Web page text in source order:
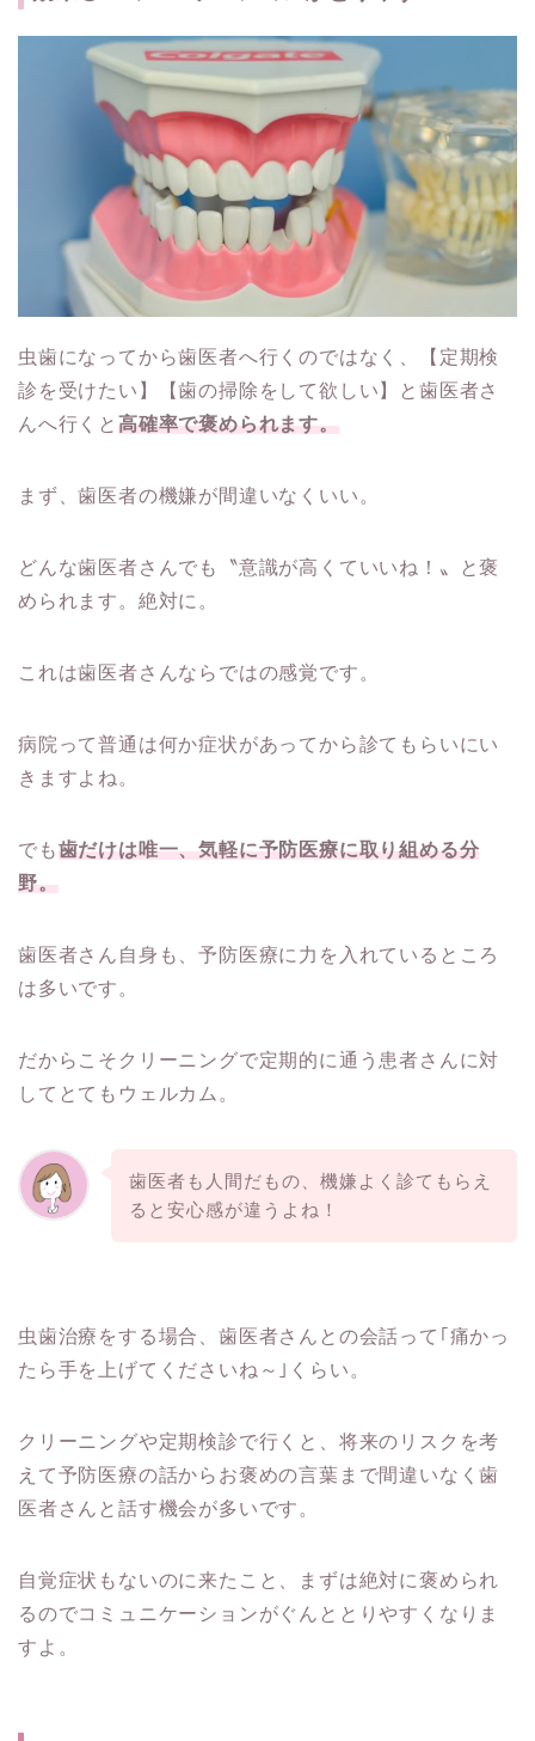
虫歯になってから歯医者へ行くのではなく、【定期検
診を受けたい】【歯の掃除をして欲しい】と歯医者さ
んへ行くと 高確率で褒められます。
まず、歯医者の機嫌が間違いなくいい。
どんな歯医者さんでも〝意識が高くていいね！〟と褒
められます。絶対に。
これは歯医者さんならではの感覚です。
病院って普通は何か症状があってから診てもらいにい
きますよね。
でも歯だけは唯一、気軽に予防医療に取り組める分
野。
歯医者さん自身も、予防医療に力を入れているところ
は多いです。
だからこそクリーニングで定期的に通う患者さんに対
してとてもウェルカム。
歯医者も人間だもの、機嫌よく診てもらえ
ると安心感が違うよね！
虫歯治療をする場合、歯医者さんとの会話って｢痛かっ
たら手を上げてくださいね～｣くらい。
クリーニングや定期検診で行くと、将来のリスクを考
えて予防医療の話からお褒めの言葉まで間違いなく歯
医者さんと話す機会が多いです。
自覚症状もないのに来たこと、まずは絶対に褒められ
るのでコミュニケーションがぐんととりやすくなりま
すよ。